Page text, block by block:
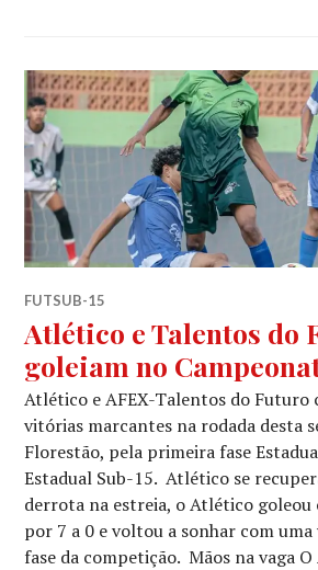
FUTSUB-15
Atlético e Talentos do
goleiam no
Atlético e AFEX-Talentos do Futuro
vitórias marcantes na rodada desta
Florestão, pela primeira fase
Estadual Sub-15. Atlético se
derrota na estreia, o Atlético goleou
por 7 a 0 e voltou a sonhar com
fase da competição. Mãos na vaga